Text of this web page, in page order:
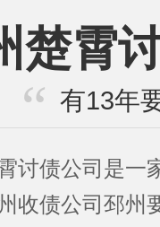
楚霄
有13年
讨债公司是一
收债公司邳州